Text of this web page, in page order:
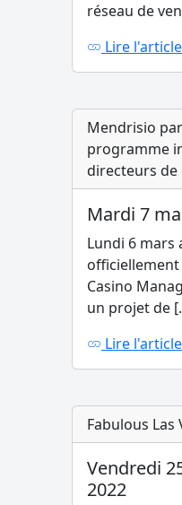
réseau de
Lire l'article
Mendrisio
programme
directeurs de
Mardi 7
Lundi 6 mars
Casino
un projet de
Lire l'article
Fabulous Las
Vendredi
2022